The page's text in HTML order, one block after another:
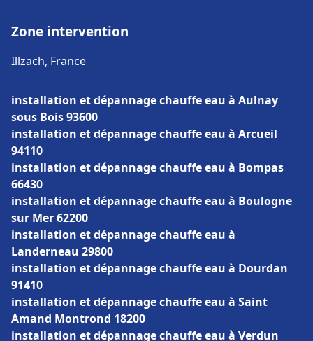
Zone intervention
Illzach, France
installation et dépannage chauffe eau à Aulnay
sous Bois 93600
installation et dépannage chauffe eau à Arcueil
94110
installation et dépannage chauffe eau à Bompas
66430
installation et dépannage chauffe eau à Boulogne
sur Mer 62200
installation et dépannage chauffe eau à
Landerneau 29800
installation et dépannage chauffe eau à Dourdan
91410
installation et dépannage chauffe eau à Saint
Amand Montrond 18200
installation et dépannage chauffe eau à Verdun